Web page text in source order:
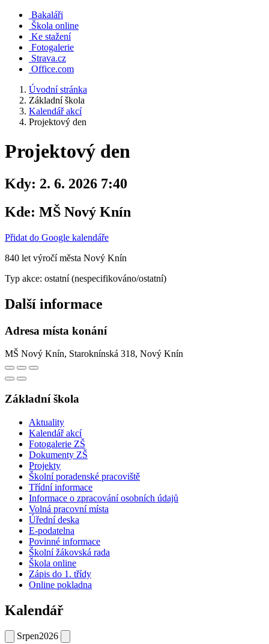
Bakaláři
Škola online
Ke stažení
Fotogalerie
Strava.cz
Office.com
Úvodní stránka
Základní škola
Kalendář akcí
Projektový den
Projektový den
Kdy: 2. 6. 2026 7:40
Kde: MŠ Nový Knín
Přidat do Google kalendáře
840 let výročí města Nový Knín
Typ akce: ostatní (nespecifikováno/ostatní)
Další informace
Adresa místa konání
MŠ Nový Knín, Staroknínská 318, Nový Knín
Základní škola
Aktuality
Kalendář akcí
Fotogalerie ZŠ
Dokumenty ZŠ
Projekty
Školní poradenské pracoviště
Třídní informace
Informace o zpracování osobních údajů
Volná pracovní místa
Úřední deska
E-podatelna
Povinné informace
Školní žákovská rada
Škola online
Zápis do 1. třídy
Online pokladna
Kalendář
Srpen2026